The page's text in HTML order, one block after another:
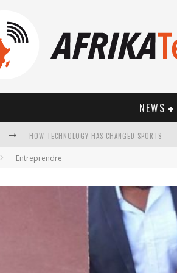
NEWS
HOW TECHNOLOGY HAS CHANGED SPORTS
Entreprendre